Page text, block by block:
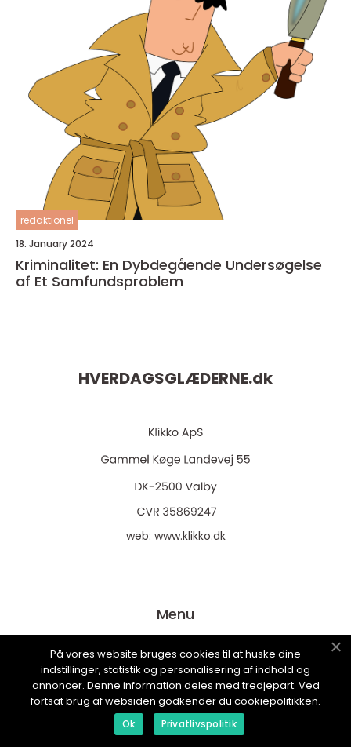
redaktionel
18. January 2024
Kriminalitet: En Dybdegående Undersøgelse
af Et Samfundsproblem
HVERDAGSGLÆDERNE.dk
web: www.klikko.dk
Menu
Annoncering
Om os
Cookies
Kontakt os
På vores website bruges cookies til at huske dine
indstillinger, statistik og personalisering af indhold og
annoncer. Denne information deles med tredjepart. Ved
fortsat brug af websiden godkender du cookiepolitikken.
Ok Privatlivspolitik